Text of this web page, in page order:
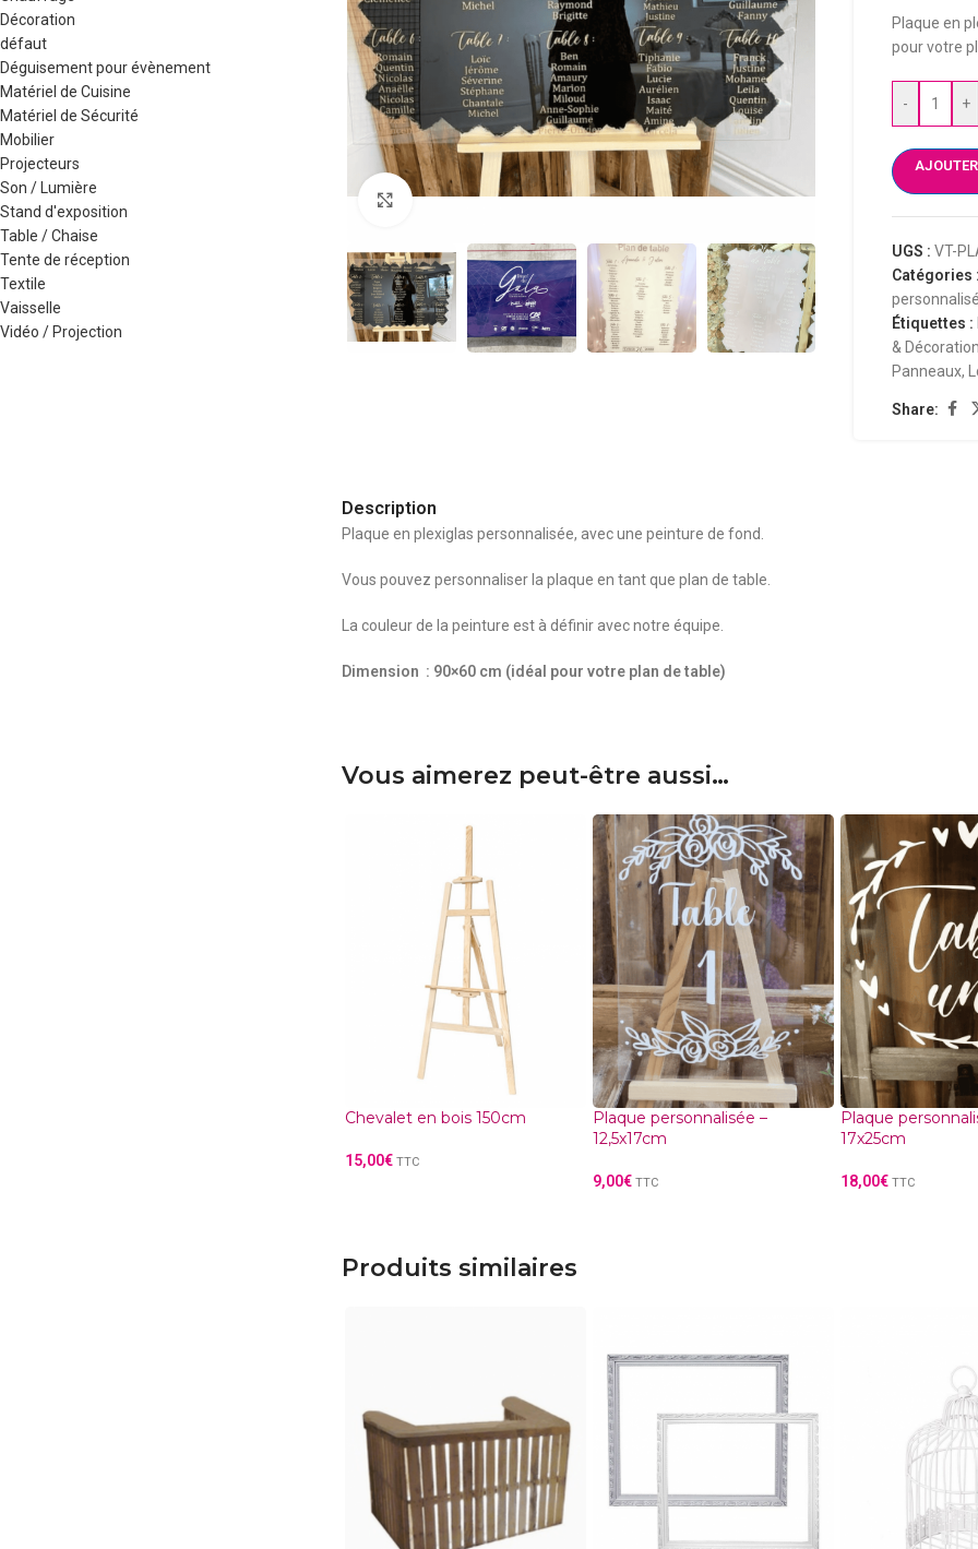
Décoration
défaut
Déguisement pour évènement
Matériel de Cuisine
Matériel de Sécurité
Mobilier
Projecteurs
Son / Lumière
Stand d'exposition
Table / Chaise
Tente de réception
Textile
Vaisselle
Vidéo / Projection
Agrandir
Plaque en
pour votre
- +
UGS :VT-
Catégories :
Étiquettes :
&
Panneaux,
Share:
Description
Plaque en plexiglas personnalisée, avec une peinture de fond.
Vous pouvez personnaliser la plaque en tant que plan de table.
La couleur de la peinture est à définir avec notre équipe.
Dimension : 90×60cm (idéal pour votre plan de table)
Vous aimerez peut-être aussi…
Chevalet en bois 150cm
15,00€ TTC
Plaque personnalisée –
12,5x17cm
9,00€ TTC
Plaque
17x25cm
18,00€ TTC
Produits similaires